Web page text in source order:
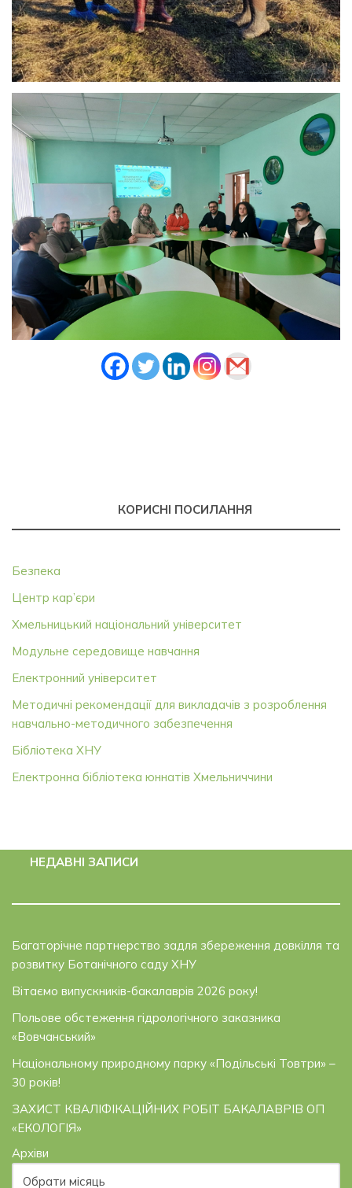
КОРИСНІ ПОСИЛАННЯ
Безпека
Центр кар’єри
Хмельницький національний університет
Модульне середовище навчання
Електронний університет
Методичні рекомендації для викладачів з розроблення
навчально-методичного забезпечення
Бібліотека ХНУ
Електронна бібліотека юннатів Хмельниччини
НЕДАВНІ ЗАПИСИ
Багаторічне партнерство задля збереження довкілля та
розвитку Ботанічного саду ХНУ
Вітаємо випускників-бакалаврів 2026 року!
Польове обстеження гідрологічного заказника
«Вовчанський»
Національному природному парку «Подільські Товтри» –
30 років!
ЗАХИСТ КВАЛІФІКАЦІЙНИХ РОБІТ БАКАЛАВРІВ ОП
«ЕКОЛОГІЯ»
Архіви